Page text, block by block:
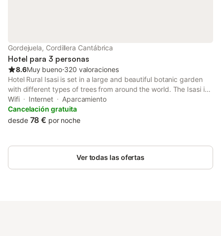
Gordejuela, Cordillera Cantábrica
Hotel para 3 personas
8.6Muy bueno⋅320 valoraciones
Hotel Rural Isasi is set in a large and beautiful botanic garden
with different types of trees from around the world. The Isasi is
comprised of a main building with a reading lounge.
Wifi Internet
Aparcamiento
Cancelación gratuita
desde 78 € por noche
Ver todas las ofertas